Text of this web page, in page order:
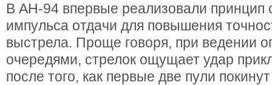
В АН-94 впервые реализовали принцип
импульса отдачи для повышения
выстрела. Проще говоря, при ведении
очередями, стрелок ощущает удар
после того, как первые две пули